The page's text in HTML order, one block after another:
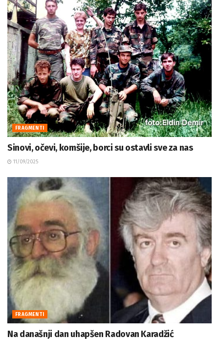
FRAGMENTI
Sinovi, očevi, komšije, borci su ostavli sve za nas
11/09/2025
FRAGMENTI
Na današnji dan uhapšen Radovan Karadžić